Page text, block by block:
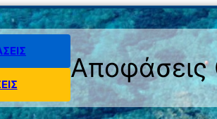
Αποφάσεις